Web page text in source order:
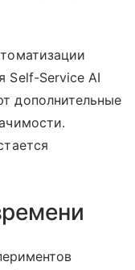
Self-Service AI
дополнительные